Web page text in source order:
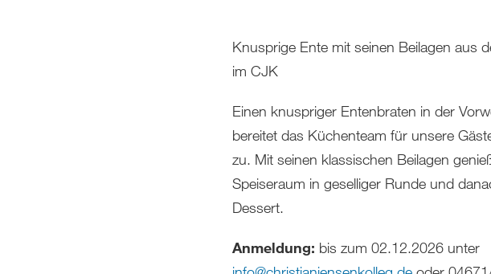
Knusprige Ente mit seinen Beilagen aus
im CJK
Einen knuspriger Entenbraten in der
bereitet das Küchenteam für unsere
zu. Mit seinen klassischen Beilagen
Speiseraum in geselliger Runde und
Dessert.
Anmeldung: bis zum 02.12.2026 unter